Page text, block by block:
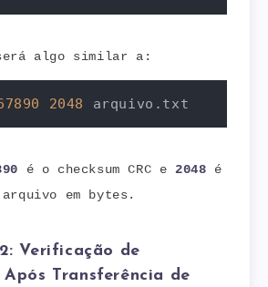
algo similar a:
2048 arquivo.txt
é o checksum CRC e 2048 é
arquivo em bytes.
Verificação de
Transferência de